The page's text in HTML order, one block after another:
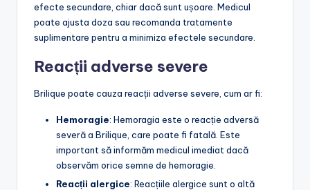
efecte secundare, chiar dacă sunt ușoare. Medicul
poate ajusta doza sau recomanda tratamente
suplimentare pentru a minimiza efectele secundare.
Reacții adverse severe
Brilique poate cauza reacții adverse severe, cum ar fi:
Hemoragie: Hemoragia este o reacție adversă
severă a Brilique, care poate fi fatală. Este
important să informăm medicul imediat dacă
observăm orice semne de hemoragie.
Reacții alergice: Reacțiile alergice sunt o altă